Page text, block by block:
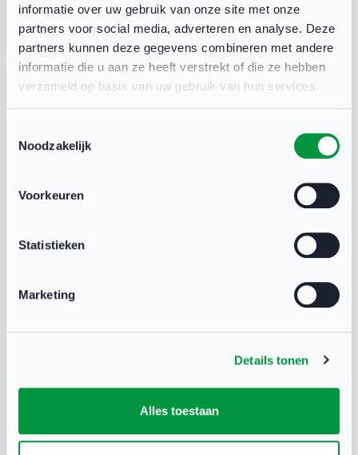
informatie over uw gebruik van onze site met onze
partners voor social media, adverteren en analyse. Deze
partners kunnen deze gegevens combineren met andere
informatie die u aan ze heeft verstrekt of die ze hebben
verzameld op basis van uw gebruik van hun services.
Noodzakelijk
Voorkeuren
Statistieken
Marketing
Details tonen
Alles toestaan
Voor (beginnende) trainer-coaches is de e-
learning Sterk van start beschikbaar. Trainer-
coaches die meer verdieping willen kunnen Een
beetje opvoeder volgen óf een bondsopleiding
E-learning Sterk van start
E-learning Een beetje opvoeder
Meer weten? Lees verderop de website van
NOC*NSF.